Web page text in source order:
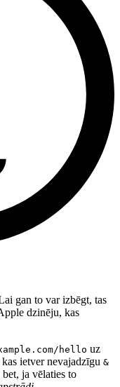
gan to var izbēgt, tas
dzinēju, kas
hello uz
kas ietver nevajadzīgu &
ja vēlaties to